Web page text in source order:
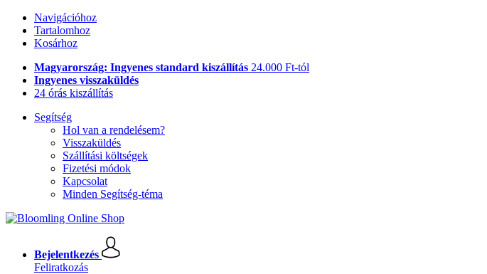
Navigációhoz
Tartalomhoz
Kosárhoz
Magyarország: Ingyenes standard kiszállítás 24.000 Ft-tól
Ingyenes visszaküldés
24 órás kiszállítás
Segítség
Hol van a rendelésem?
Visszaküldés
Szállítási költségek
Fizetési módok
Kapcsolat
Minden Segítség-téma
Bejelentkezés
Feliratkozás